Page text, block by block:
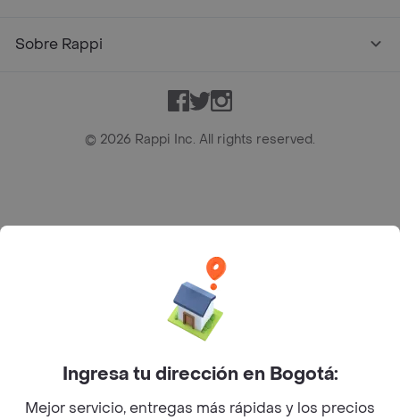
Sobre Rappi
Facebook
TwitterInstagram
© 2026 Rappi Inc. All rights reserved.
Bogotá D.C. --- notificacionesrappi@rappi.com
Ingresa tu dirección en Bogotá:
Mejor servicio, entregas más rápidas y los precios